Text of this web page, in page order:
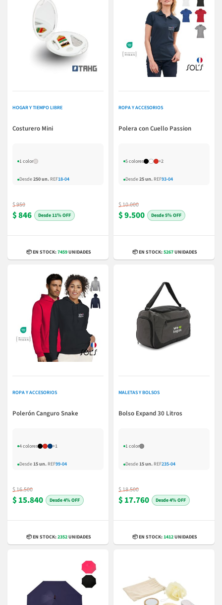
HOGAR Y TIEMPO LIBRE
Costurero Mini
1 color
Desde250 un. REF18-04
$ 950
$ 846 11% OFF
📦 EN STOCK:7459UNIDADES
ROPA Y ACCESORIOS
Polera con Cuello Passion
5 colores +2
Desde25 un. REF93-04
$ 10.000
$ 9.500 5% OFF
📦 EN STOCK:5267UNIDADES
ROPA Y ACCESORIOS
Polerón Canguro Snake
4 colores +1
Desde15 un. REF99-04
$ 16.500
$ 15.840 4% OFF
📦 EN STOCK:2352UNIDADES
MALETAS Y BOLSOS
Bolso Expand 30 Litros
1 color
Desde15 un. REF235-04
$ 18.500
$ 17.760 4% OFF
📦 EN STOCK:1412UNIDADES